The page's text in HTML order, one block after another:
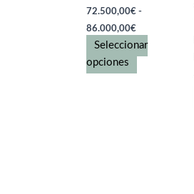
72.500,00€ -
86.000,00€
de
precios:
72.500,00€
Seleccionar
opciones